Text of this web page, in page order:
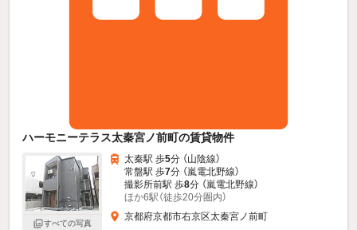
ハーモニーテラス太秦宮ノ前町の賃貸物件
すべての写真
太秦駅 歩5分 （山陰線）
常盤駅 歩7分 （嵐電北野線）
撮影所前駅 歩8分 （嵐電北野線）
ほか6駅（徒歩20分圏内）
京都府京都市右京区太秦宮ノ前町